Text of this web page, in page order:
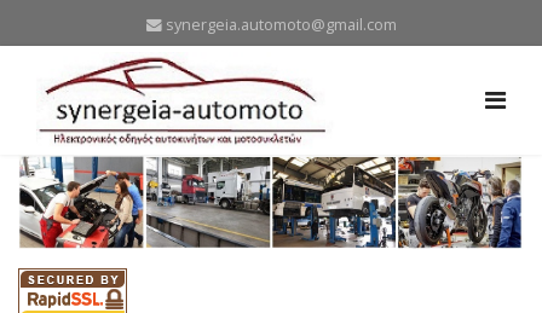
synergeia.automoto@gmail.com